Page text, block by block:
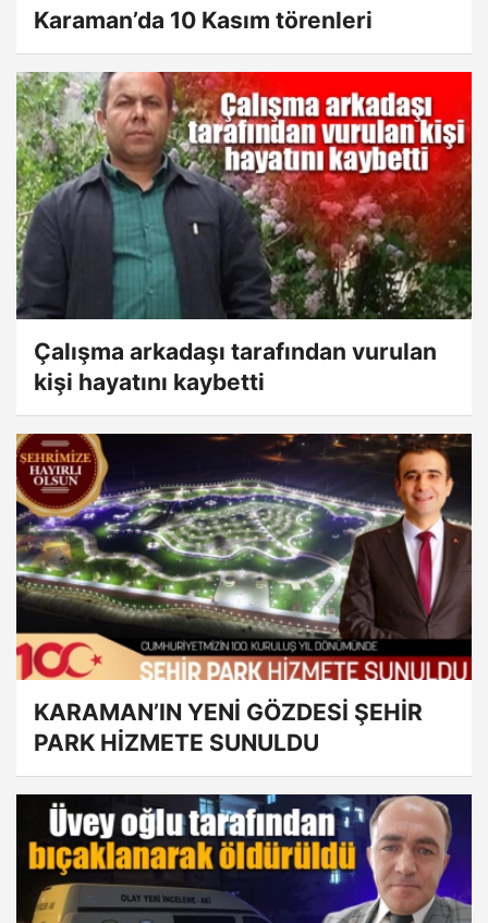
Karaman’da 10 Kasım törenleri
Çalışma arkadaşı tarafından vurulan
kişi hayatını kaybetti
KARAMAN’IN YENİ GÖZDESİ ŞEHİR
PARK HİZMETE SUNULDU